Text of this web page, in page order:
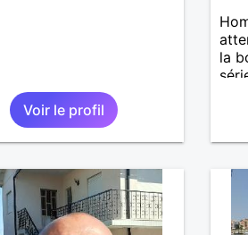
Voir le profil
la